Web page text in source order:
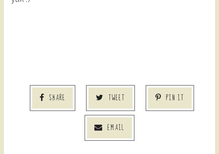
SHARE TWEET PIN IT
EMAIL